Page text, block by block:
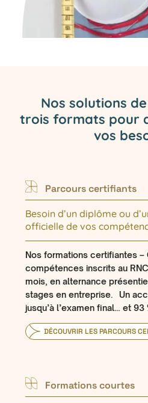
Nos solutions
trois formats pour
vos
Parcours certifiants
Besoin d’un diplôme ou
officielle de vos
Nos formations certifiantes –
compétences inscrits au
mois, en alternance
stages en entreprise. Un
jusqu’à l’examen final… et
DÉCOUVRIR LES PARCOURS
Formations courtes